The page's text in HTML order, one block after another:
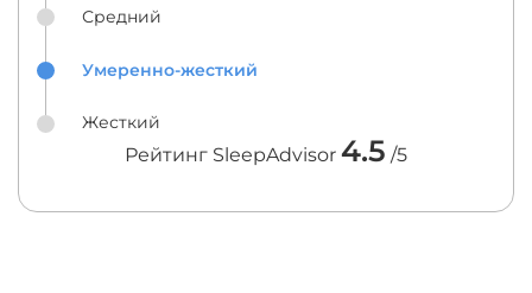
Средний
Умеренно-жесткий
Жесткий
Рейтинг SleepAdvisor 4.5 /5